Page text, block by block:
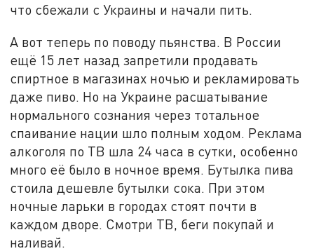
что сбежали с Украины и начали пить.
А вот теперь по поводу пьянства. В России
ещё 15 лет назад запретили продавать
спиртное в магазинах ночью и рекламировать
даже пиво. Но на Украине расшатывание
нормального сознания через тотальное
спаивание нации шло полным ходом. Реклама
алкоголя по ТВ шла 24 часа в сутки, особенно
много её было в ночное время. Бутылка пива
стоила дешевле бутылки сока. При этом
ночные ларьки в городах стоят почти в
каждом дворе. Смотри ТВ, беги покупай и
наливай.